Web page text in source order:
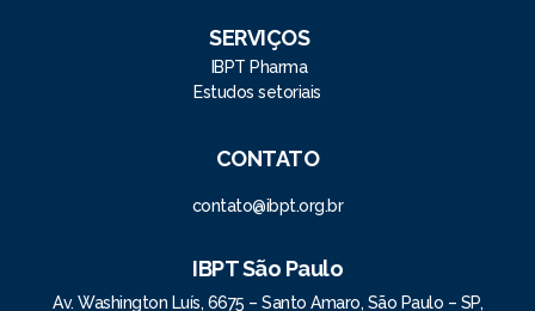
SERVIÇOS
IBPT Pharma
Estudos setoriais
CONTATO
contato@ibpt.org.br
IBPT São Paulo
Av. Washington Luís, 6675 – Santo Amaro, São Paulo – SP,